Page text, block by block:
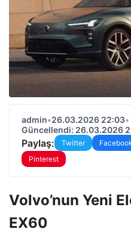
admin•26.03.2026 22:03•
Güncellendi: 26.03.2026
Paylaş: Twitter
Pinterest
Volvo’nun Yeni
EX60